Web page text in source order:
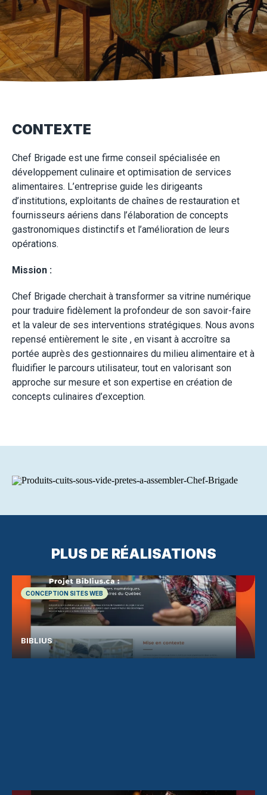
CONTEXTE
Chef Brigade est une firme conseil spécialisée en
développement culinaire et optimisation de services
alimentaires. L’entreprise guide les dirigeants
d’institutions, exploitants de chaînes de restauration et
fournisseurs aériens dans l’élaboration de concepts
gastronomiques distinctifs et l’amélioration de leurs
opérations.
Mission :
Chef Brigade cherchait à transformer sa vitrine numérique
pour traduire fidèlement la profondeur de son savoir-faire
et la valeur de ses interventions stratégiques. Nous avons
repensé entièrement le site , en visant à accroître sa
portée auprès des gestionnaires du milieu alimentaire et à
fluidifier le parcours utilisateur, tout en valorisant son
approche sur mesure et son expertise en création de
concepts culinaires d’exception.
PLUS DE RÉALISATIONS
CONCEPTION SITES WEB
BIBLIUS